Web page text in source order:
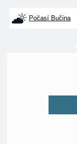
Počasí Bučina